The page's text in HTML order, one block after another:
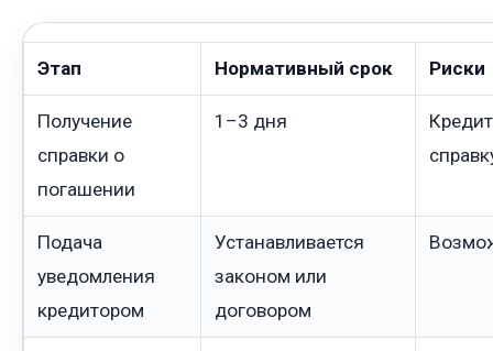
Этап Нормативный срок Риски
Получение
справки о
погашении
1–3 дня
Подача
уведомления
кредитором
Устанавливается
законом или
договором